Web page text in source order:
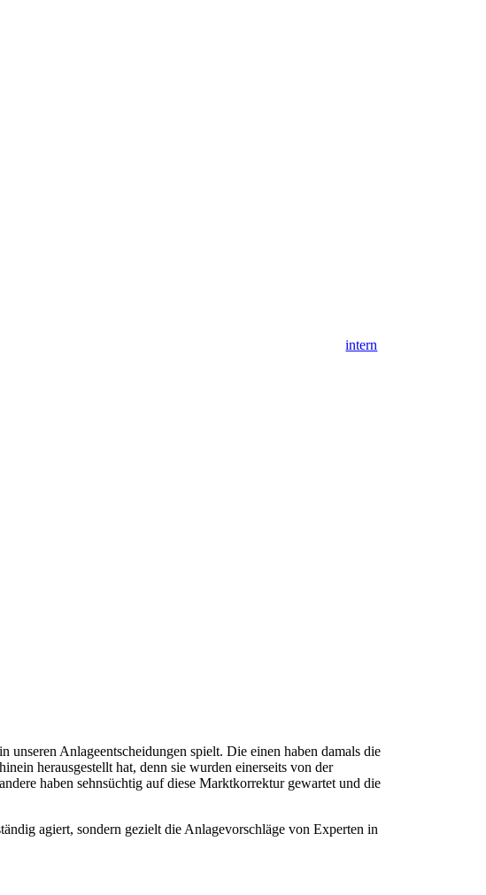
intern
Anlageentscheidungen spielt. Die einen haben damals die
herausgestellt hat, denn sie wurden einerseits von der
haben sehnsüchtig auf diese Marktkorrektur gewartet und die
agiert, sondern gezielt die Anlagevorschläge von Experten in